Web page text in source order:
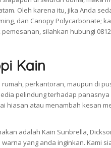
Oleh karena itu, jika Anda
dan Canopy Polycarbonate;
silahkan hubungi
Kain
perkantoran, maupun di
pelindung terhadap
hiasan atau menambah kesan
adalah Kain Sunbrella,
yang anda inginkan. Kami